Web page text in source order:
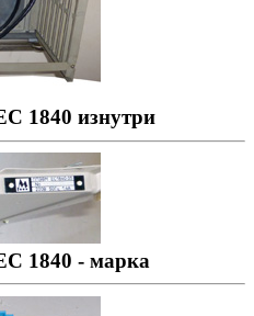
1840 изнутри
1840 - марка